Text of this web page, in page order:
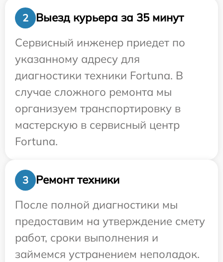
2
Выезд курьера за 35 минут
Сервисный инженер приедет по
указанному адресу для
диагностики техники Fortuna. В
случае сложного ремонта мы
организуем транспортировку в
мастерскую в сервисный центр
Fortuna.
3
Ремонт техники
После полной диагностики мы
предоставим на утверждение смету
работ, сроки выполнения и
займемся устранением неполадок.